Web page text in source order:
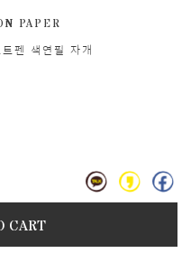
PAPER
펜 색연필 자개
CART